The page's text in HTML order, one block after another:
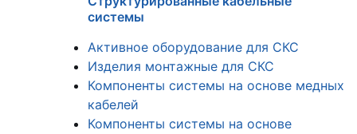
системы
Активное оборудование для СКС
Изделия монтажные для СКС
Компоненты системы на основе медных
кабелей
Компоненты системы на основе